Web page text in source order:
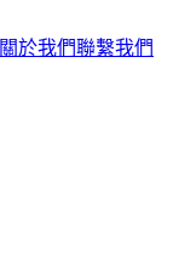
關於我們聯繫我們